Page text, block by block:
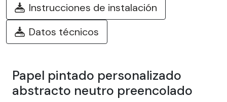
Instrucciones de instalación
Datos técnicos
Papel pintado personalizado
abstracto neutro preencolado